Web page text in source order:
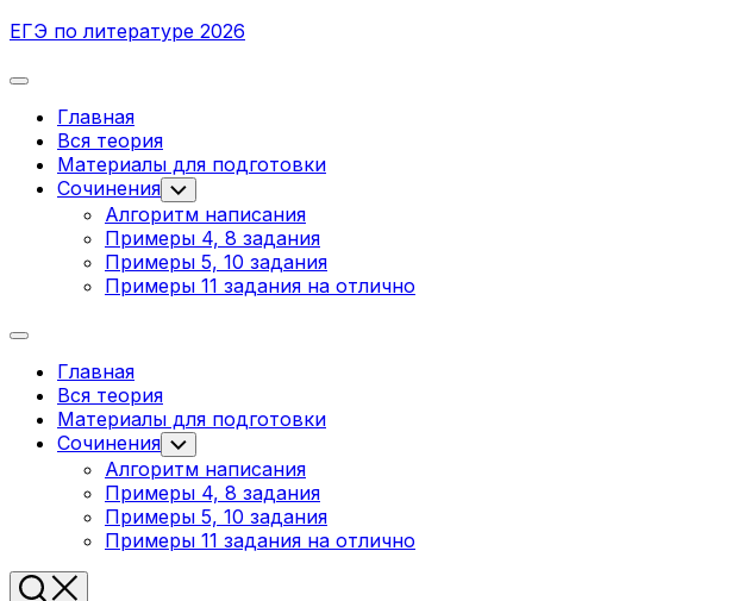
Перейти
содержанию
ЕГЭ по литературе 2026
Развернуть
Главная
Вся теория
Родительская
текущая
страница
Материалы для подготовки
Сочинения Переключатель
дочернего
меню
Алгоритм написания
Примеры 4, 8 задания
Примеры 5, 10 задания
Примеры 11 задания на отлично
Развернуть
Главная
Вся теория
Родительская
текущая
страница
Материалы для подготовки
Сочинения Переключатель
дочернего
меню
Алгоритм написания
Примеры 4, 8 задания
Примеры 5, 10 задания
Примеры 11 задания на отлично